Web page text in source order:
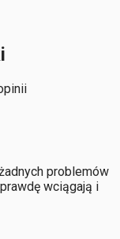
problemów
wciągają i